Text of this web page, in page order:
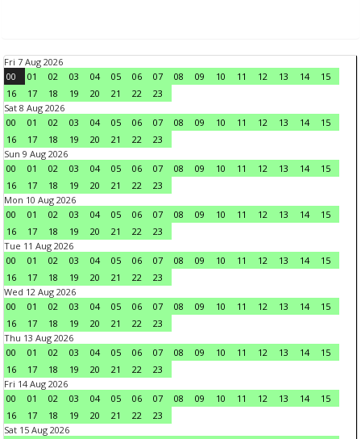
Fri 7 Aug 2026
00
01 02 03 04 05 06 07 08 09 10 11 12 13 14
15
16
17 18 19 20 21 22
23
Sat 8 Aug 2026
00
01 02 03 04 05 06 07 08 09 10 11 12 13 14
15
16
17 18 19 20 21 22
23
Sun 9 Aug 2026
00
01 02 03 04 05 06 07 08 09 10 11 12 13 14
15
16
17 18 19 20 21 22
23
Mon 10 Aug 2026
00
01 02 03 04 05 06 07 08 09 10 11 12 13 14
15
16
17 18 19 20 21 22
23
Tue 11 Aug 2026
00
01 02 03 04 05 06 07 08 09 10 11 12 13 14
15
16
17 18 19 20 21 22
23
Wed 12 Aug 2026
00
01 02 03 04 05 06 07 08 09 10 11 12 13 14
15
16
17 18 19 20 21 22
23
Thu 13 Aug 2026
00
01 02 03 04 05 06 07 08 09 10 11 12 13 14
15
16
17 18 19 20 21 22
23
Fri 14 Aug 2026
00
01 02 03 04 05 06 07 08 09 10 11 12 13 14
15
16
17 18 19 20 21 22
23
Sat 15 Aug 2026